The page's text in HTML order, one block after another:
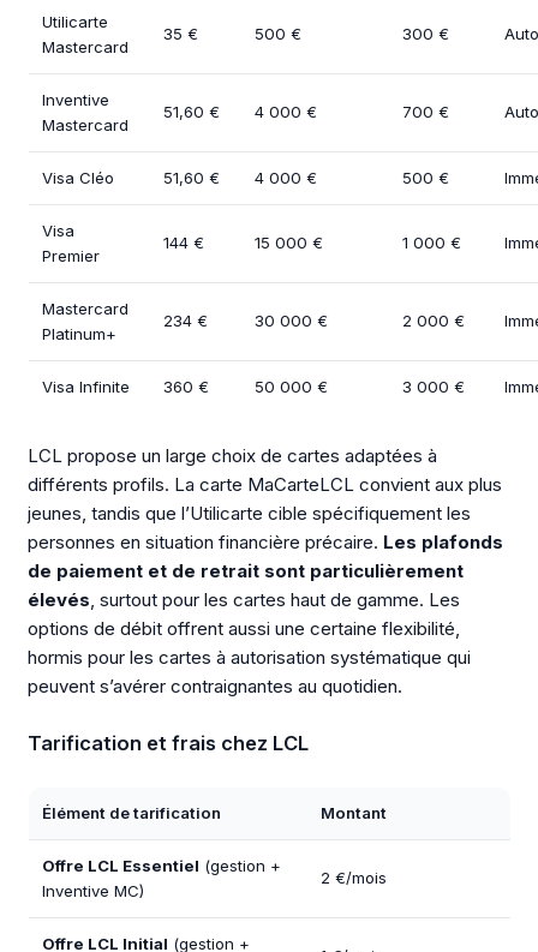
Utilicarte
Mastercard
35 € 500 € 300 €
Inventive
Mastercard
51,60 € 4 000 € 700 €
Visa Cléo 51,60 € 4 000 € 500 €
Visa
Premier
144 € 15 000 € 1 000 €
Mastercard
Platinum+
234 € 30 000 € 2 000 €
Visa Infinite 360 € 50 000 € 3 000 €
LCL propose un large choix de cartes adaptées à
différents profils. La carte MaCarteLCL convient aux plus
jeunes, tandis que l’Utilicarte cible spécifiquement les
personnes en situation financière précaire. Les plafonds
de paiement et de retrait sont particulièrement
élevés , surtout pour les cartes haut de gamme. Les
options de débit offrent aussi une certaine flexibilité,
hormis pour les cartes à autorisation systématique qui
peuvent s’avérer contraignantes au quotidien.
Tarification et frais chez LCL
Élément de tarification Montant
Offre LCL Essentiel (gestion +
Inventive MC)
2 €/mois
Offre LCL Initial (gestion +